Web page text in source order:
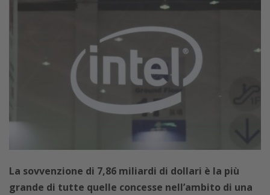
La sovvenzione di 7,86 miliardi di dollari è la più
grande di tutte quelle concesse nell’ambito di una